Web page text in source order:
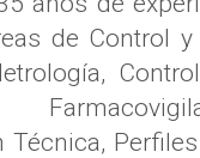
de Control
Técnica,